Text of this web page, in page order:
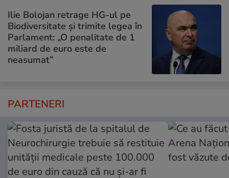
Ilie Bolojan retrage HG-ul pe
Biodiversitate și trimite legea în
Parlament: „O penalitate de 1
miliard de euro este de
neasumat”
PARTENERI